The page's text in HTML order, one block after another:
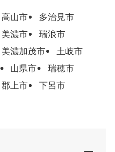
高山市
多治見市
美濃市
瑞浪市
美濃加茂市
土岐市
山県市
瑞穂市
郡上市
下呂市